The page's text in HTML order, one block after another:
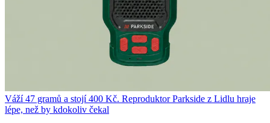
Váží 47 gramů a stojí 400 Kč. Reproduktor Parkside z Lidlu hraje
lépe, než by kdokoliv čekal